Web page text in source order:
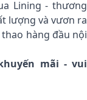
Lining - thương
lượng và vươn ra
hàng đầu nội
mãi - vui